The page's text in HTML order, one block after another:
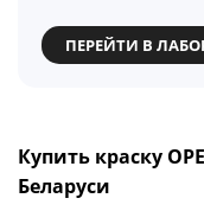
ПЕРЕЙТИ В
Купить краску
Беларуси